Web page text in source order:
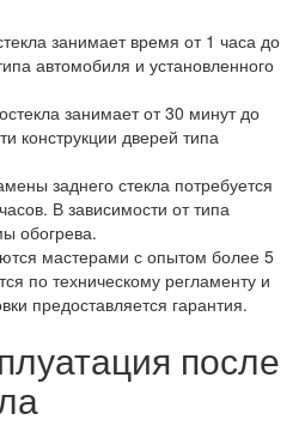
занимает время от 1 часа до
автомобиля и установленного
занимает от 30 минут до
конструкции дверей типа
заднего стекла потребуется
В зависимости от типа
обогрева.
мастерами с опытом более 5
по техническому регламенту и
предоставляется гарантия.
после